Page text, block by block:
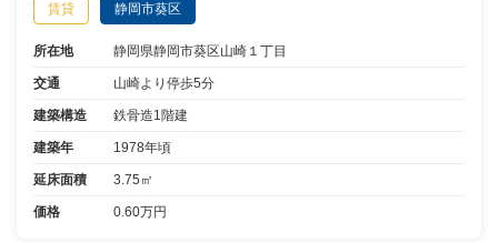
賃貸 静岡市葵区
所在地 静岡県静岡市葵区山崎１丁目
交通 山崎より停歩5分
建築構造 鉄骨造1階建
建築年 1978年頃
延床面積 3.75㎡
価格 0.60万円